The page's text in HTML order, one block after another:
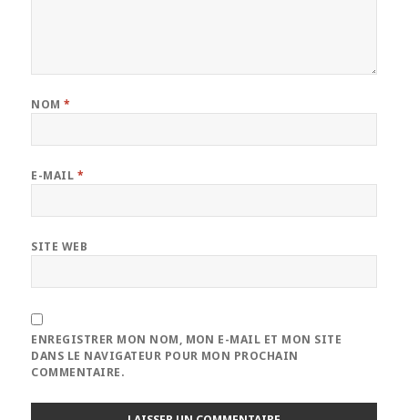
NOM*
E-MAIL *
SITE WEB
ENREGISTRER MON NOM, MON E-MAIL ET MON SITE
DANS LE NAVIGATEUR POUR MON PROCHAIN
COMMENTAIRE.